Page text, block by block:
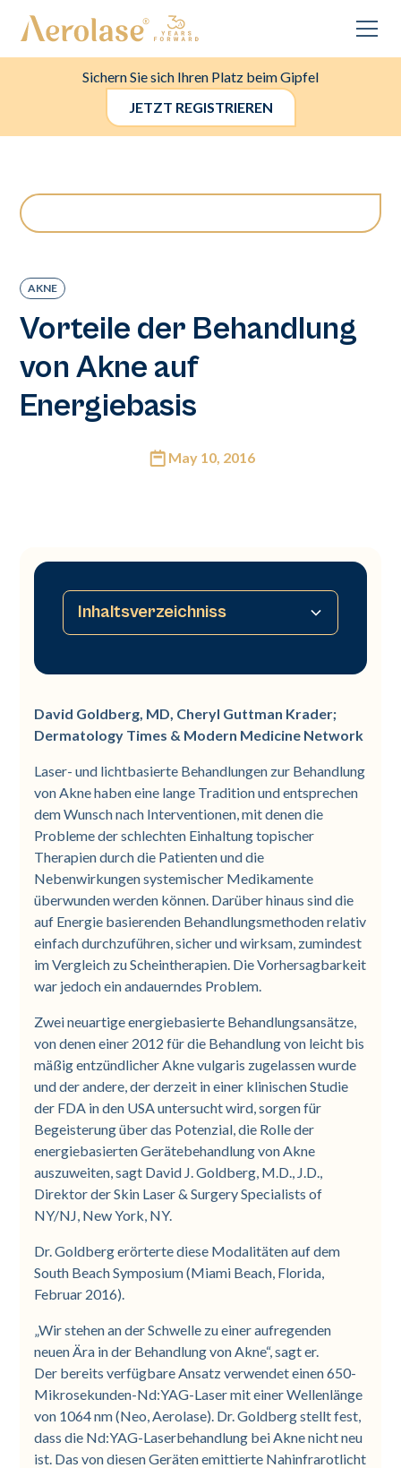
Sichern Sie sich Ihren Platz beim Gipfel
JETZT REGISTRIEREN
AKNE
Vorteile der Behandlung
von Akne auf
Energiebasis
May 10, 2016
David Goldberg, MD, Cheryl Guttman Krader;
Dermatology Times & Modern Medicine Network
Laser- und lichtbasierte Behandlungen zur Behandlung
von Akne haben eine lange Tradition und entsprechen
dem Wunsch nach Interventionen, mit denen die
Probleme der schlechten Einhaltung topischer
Therapien durch die Patienten und die
Nebenwirkungen systemischer Medikamente
überwunden werden können. Darüber hinaus sind die
auf Energie basierenden Behandlungsmethoden relativ
einfach durchzuführen, sicher und wirksam, zumindest
im Vergleich zu Scheintherapien. Die Vorhersagbarkeit
war jedoch ein andauerndes Problem.
Zwei neuartige energiebasierte Behandlungsansätze,
von denen einer 2012 für die Behandlung von leicht bis
mäßig entzündlicher Akne vulgaris zugelassen wurde
und der andere, der derzeit in einer klinischen Studie
der FDA in den USA untersucht wird, sorgen für
Begeisterung über das Potenzial, die Rolle der
energiebasierten Gerätebehandlung von Akne
auszuweiten, sagt David J. Goldberg, M.D., J.D.,
Direktor der Skin Laser & Surgery Specialists of
NY/NJ, New York, NY.
Dr. Goldberg erörterte diese Modalitäten auf dem
South Beach Symposium (Miami Beach, Florida,
Februar 2016).
„Wir stehen an der Schwelle zu einer aufregenden
neuen Ära in der Behandlung von Akne“, sagt er.
Der bereits verfügbare Ansatz verwendet einen 650-
Mikrosekunden-Nd:YAG-Laser mit einer Wellenlänge
von 1064 nm (Neo, Aerolase). Dr. Goldberg stellt fest,
dass die Nd:YAG-Laserbehandlung bei Akne nicht neu
ist. Das von diesen Geräten emittierte Nahinfrarotlicht
Inhaltsverzeichniss